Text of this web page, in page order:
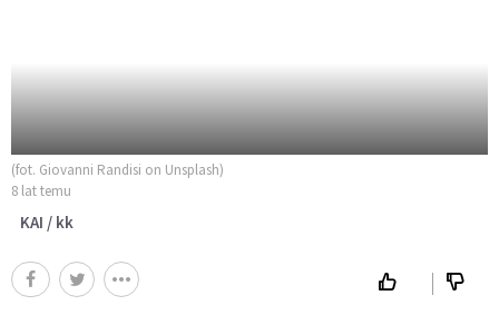
(fot. Giovanni Randisi on Unsplash)
8 lat temu
KAI / kk